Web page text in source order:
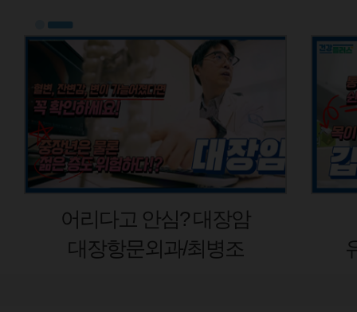
어리다고 안심? 대장암
대장항문외과/최병조